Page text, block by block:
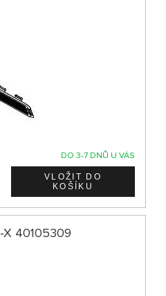
DO 3-7 DNŮ U VÁS
X 40105309